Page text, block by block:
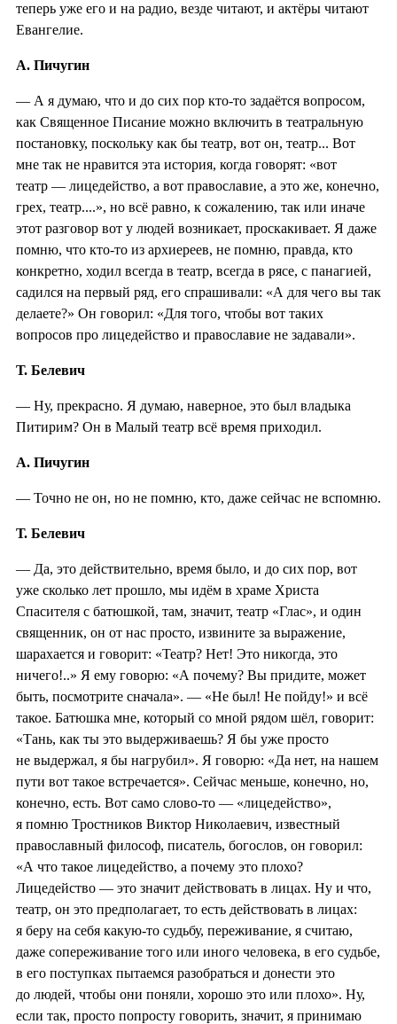
теперь уже его и на радио, везде читают, и актёры читают
Евангелие.
А. Пичугин
— А я думаю, что и до сих пор кто-то задаётся вопросом,
как Священное Писание можно включить в театральную
постановку, поскольку как бы театр, вот он, театр... Вот
мне так не нравится эта история, когда говорят: «вот
театр — лицедейство, а вот православие, а это же, конечно,
грех, театр....», но всё равно, к сожалению, так или иначе
этот разговор вот у людей возникает, проскакивает. Я даже
помню, что кто-то из архиереев, не помню, правда, кто
конкретно, ходил всегда в театр, всегда в рясе, с панагией,
садился на первый ряд, его спрашивали: «А для чего вы так
делаете?» Он говорил: «Для того, чтобы вот таких
вопросов про лицедейство и православие не задавали».
Т. Белевич
— Ну, прекрасно. Я думаю, наверное, это был владыка
Питирим? Он в Малый театр всё время приходил.
А. Пичугин
— Точно не он, но не помню, кто, даже сейчас не вспомню.
Т. Белевич
— Да, это действительно, время было, и до сих пор, вот
уже сколько лет прошло, мы идём в храме Христа
Спасителя с батюшкой, там, значит, театр «Глас», и один
священник, он от нас просто, извините за выражение,
шарахается и говорит: «Театр? Нет! Это никогда, это
ничего!..» Я ему говорю: «А почему? Вы придите, может
быть, посмотрите сначала». — «Не был! Не пойду!» и всё
такое. Батюшка мне, который со мной рядом шёл, говорит:
«Тань, как ты это выдерживаешь? Я бы уже просто
не выдержал, я бы нагрубил». Я говорю: «Да нет, на нашем
пути вот такое встречается». Сейчас меньше, конечно, но,
конечно, есть. Вот само слово-то — «лицедейство»,
я помню Тростников Виктор Николаевич, известный
православный философ, писатель, богослов, он говорил:
«А что такое лицедейство, а почему это плохо?
Лицедейство — это значит действовать в лицах. Ну и что,
театр, он это предполагает, то есть действовать в лицах:
я беру на себя какую-то судьбу, переживание, я считаю,
даже сопереживание того или иного человека, в его судьбе,
в его поступках пытаемся разобраться и донести это
до людей, чтобы они поняли, хорошо это или плохо». Ну,
если так, просто попросту говорить, значит, я принимаю